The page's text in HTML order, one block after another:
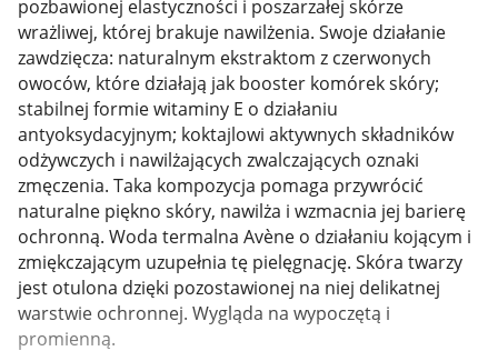
Korzystamy z plików cookies w celu
pozbawionej elastyczności i poszarzałej skórze
wrażliwej, której brakuje nawilżenia. Swoje działanie
zawdzięcza: naturalnym ekstraktom z czerwonych
owoców, które działają jak booster komórek skóry;
stabilnej formie witaminy E o działaniu
antyoksydacyjnym; koktajlowi aktywnych składników
odżywczych i nawilżających zwalczających oznaki
zmęczenia. Taka kompozycja pomaga przywrócić
naturalne piękno skóry, nawilża i wzmacnia jej barierę
ochronną. Woda termalna Avène o działaniu kojącym i
zmiękczającym uzupełnia tę pielęgnację. Skóra twarzy
jest otulona dzięki pozostawionej na niej delikatnej
warstwie ochronnej. Wygląda na wypoczętą i
promienną.